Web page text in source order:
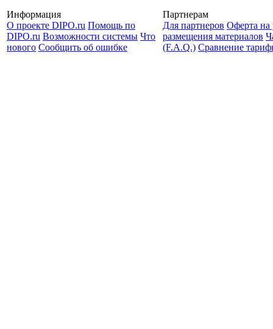
Информация
О проекте DIPO.ru Помощь по
DIPO.ru Возможности системы Что
нового Сообщить об ошибке
Партнерам
Для партнеров Оферта на
размещения материалов
(F.A.Q.) Cравнение